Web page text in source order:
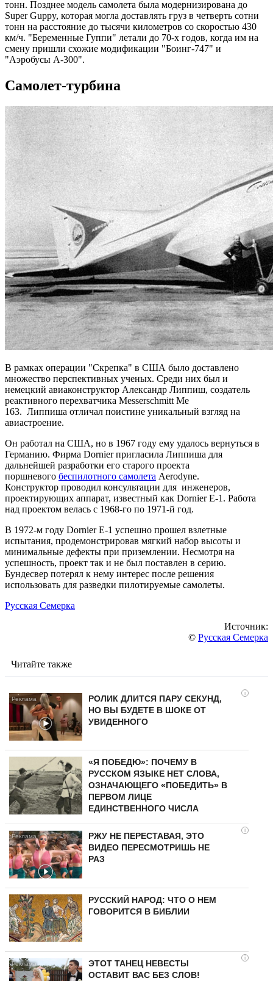
тонн. Позднее модель самолета была модернизирована до
Super Guppy, которая могла доставлять груз в четверть сотни
тонн на расстояние до тысячи километров со скоростью 430
км/ч. "Беременные Гуппи" летали до 70-х годов, когда им на
смену пришли схожие модификации "Боинг-747" и
"Аэробусы А-300".
Самолет-турбина
В рамках операции "Скрепка" в США было доставлено
множество перспективных ученых. Среди них был и
немецкий авиаконструктор Александр Липпиш, создатель
реактивного перехватчика Messerschmitt Me
163. Липпиша отличал поистине уникальный взгляд на
авиастроение.
Он работал на США, но в 1967 году ему удалось вернуться в
Германию. Фирма Dornier пригласила Липпиша для
дальнейшей разработки его старого проекта
поршневого беспилотного самолета Aerodyne.
Конструктор проводил консультации для инженеров,
проектирующих аппарат, известный как Dornier E-1. Работа
над проектом велась с 1968-го по 1971-й год.
В 1972-м году Dornier E-1 успешно прошел взлетные
испытания, продемонстрировав мягкий набор высоты и
минимальные дефекты при приземлении. Несмотря на
успешность, проект так и не был поставлен в серию.
Бундесвер потерял к нему интерес после решения
использовать для разведки пилотируемые самолеты.
Русская Семерка
Источник:
© Русская Семерка
Читайте также
i
РОЛИК ДЛИТСЯ ПАРУ СЕКУНД,
НО ВЫ БУДЕТЕ В ШОКЕ ОТ
УВИДЕННОГО
«Я ПОБЕДЮ»: ПОЧЕМУ В
РУССКОМ ЯЗЫКЕ НЕТ СЛОВА,
ОЗНАЧАЮЩЕГО «ПОБЕДИТЬ» В
ПЕРВОМ ЛИЦЕ
ЕДИНСТВЕННОГО ЧИСЛА
i
РЖУ НЕ ПЕРЕСТАВАЯ, ЭТО
ВИДЕО ПЕРЕСМОТРИШЬ НЕ
РАЗ
РУССКИЙ НАРОД: ЧТО О НЕМ
ГОВОРИТСЯ В БИБЛИИ
i
ЭТОТ ТАНЕЦ НЕВЕСТЫ
ОСТАВИТ ВАС БЕЗ СЛОВ!